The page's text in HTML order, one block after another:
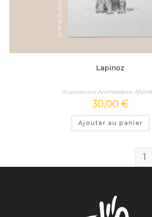
Lapinoz
Illustrations Animalières
30,00 €
Ajouter au panier
1